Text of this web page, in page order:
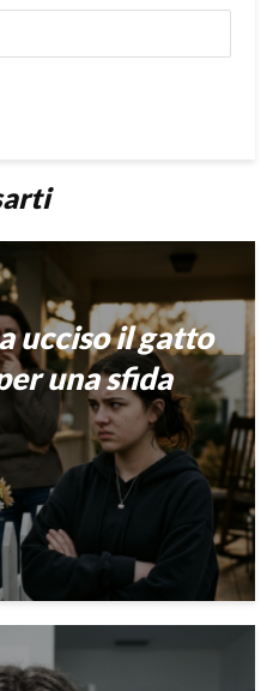
ucciso il gatto
una sfida